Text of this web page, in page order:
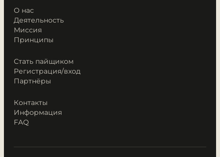
О нас
Деятельность
Миссия
Принципы
Стать пайщиком
Регистрация/вход
Партнёры
Контакты
Информация
FAQ